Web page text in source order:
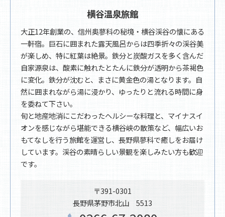
横谷温泉旅館
大正12年創業の、信州奥蓼科の秘境・横谷渓谷の懐にある
一軒宿。巨石に囲まれた露天風呂からは四季折々の渓谷美
が楽しめ、特に紅葉は絶景。鉄分と炭酸ガスを多く含んだ
自家源泉は、酸素に触れたとたんに鉄分が透明から茶褐色
に変化。鉄分が沈むと、まさに黄金色の湯となります。自
然に囲まれながら湯に浸かり、ゆったりと流れる時間に身
を委ねて下さい。
旬と地産地消にこだわったヘルシーな料理と、マイナスイ
オンを感じながら堪能できる横谷峡の散策など、幅広いお
もてなしを行う旅館を運営し、長野県蓼科で癒しをお届け
しています。渓谷の素晴らしい景観を楽しみたい方も歓迎
です。
〒391-0301
長野県茅野市北山 5513